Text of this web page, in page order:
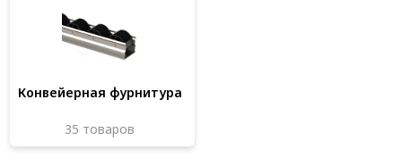
Метрический крепеж
Конструкции из профиля
Услуги дополнительной обработки профиля
Конвейерная фурнитура
35 товаров